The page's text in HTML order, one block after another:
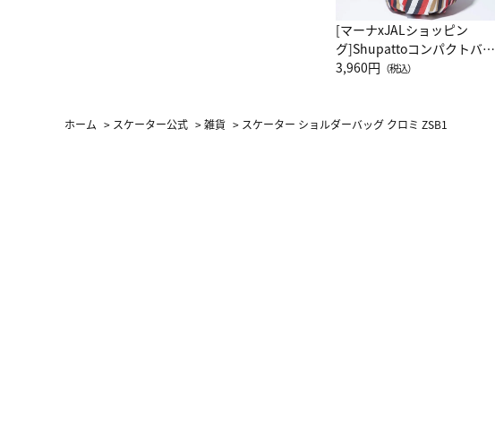
[マーナxJALショッピン
グ]Shupattoコンパクトバッ
グ Drop JAL客室乗務員
3,960円 （税込）
ホーム > スケーター公式 >雑貨 > スケーター ショルダーバッグ クロミ ZSB1